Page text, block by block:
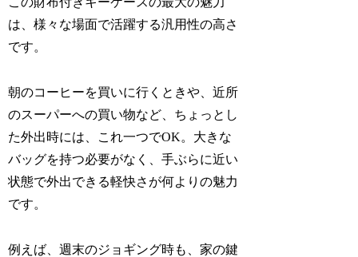
は、様々な場面で活躍する汎用性の高さ
です。
朝のコーヒーを買いに行くときや、近所
のスーパーへの買い物など、ちょっとし
た外出時には、これ一つでOK。大きな
バッグを持つ必要がなく、手ぶらに近い
状態で外出できる軽快さが何よりの魅力
です。
例えば、週末のジョギング時も、家の鍵